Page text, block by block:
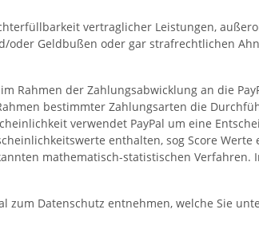
vertraglicher Leistungen,
oder Geldbußen oder gar strafrechtlichen
der Zahlungsabwicklung an die
bestimmter Zahlungsarten die
verwendet PayPal um eine
enthalten, sog Score
mathematisch-statistischen Verfahren.
zum Datenschutz entnehmen, welche Sie